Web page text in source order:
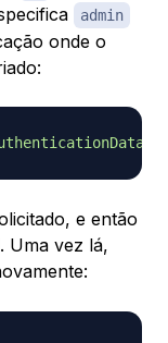
admin
onde o
e então
Uma vez lá,